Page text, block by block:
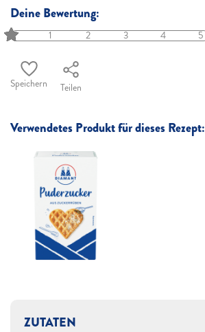
Deine Bewertung:
1 2 3 4 5
Speichern Teilen
Verwendetes Produkt für dieses Rezept:
ZUTATEN